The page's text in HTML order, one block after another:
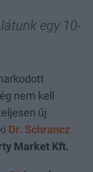
egy 10-
nem kell
új
Dr. Schrancz
Market Kft.